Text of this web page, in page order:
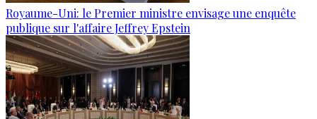
Royaume-Uni: le Premier ministre envisage une enquête
publique sur l'affaire Jeffrey Epstein